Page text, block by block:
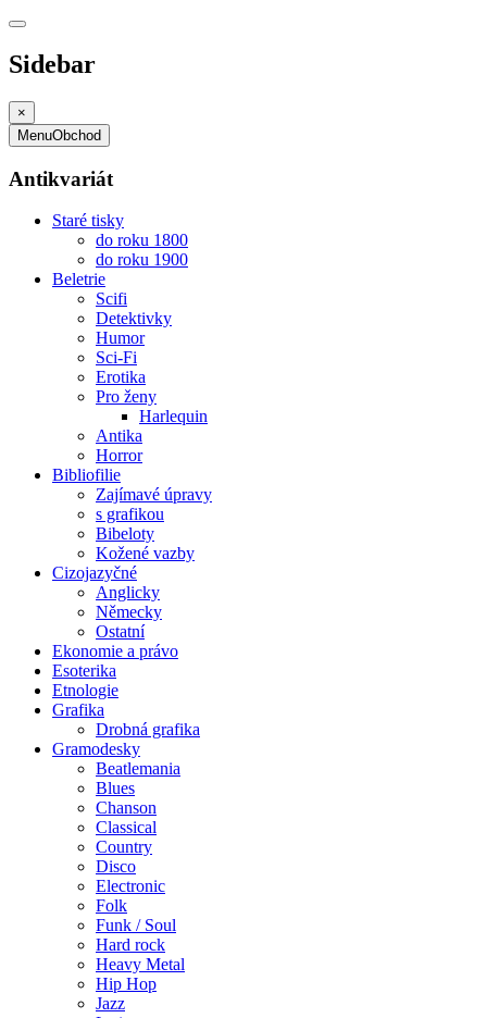
Sidebar
×
MenuObchod
Antikvariát
Staré tisky
do roku 1800
do roku 1900
Beletrie
Scifi
Detektivky
Humor
Sci-Fi
Erotika
Pro ženy
Harlequin
Antika
Horror
Bibliofilie
Zajímavé úpravy
s grafikou
Bibeloty
Kožené vazby
Cizojazyčné
Anglicky
Německy
Ostatní
Ekonomie a právo
Esoterika
Etnologie
Grafika
Drobná grafika
Gramodesky
Beatlemania
Blues
Chanson
Classical
Country
Disco
Electronic
Folk
Funk / Soul
Hard rock
Heavy Metal
Hip Hop
Jazz